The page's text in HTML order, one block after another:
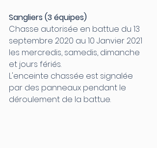
Sangliers (3 équipes)
Chasse autorisée en battue du 13
septembre 2020 au 10 Janvier 2021
les mercredis, samedis, dimanche
et jours fériés.
L'enceinte chassée est signalée
par des panneaux pendant le
déroulement de la battue.